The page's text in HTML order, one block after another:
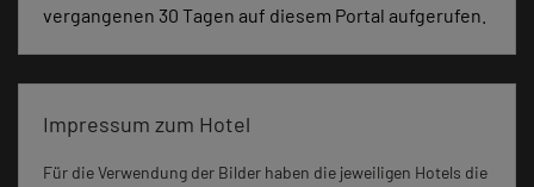
vergangenen 30 Tagen auf diesem Portal aufgerufen.
Impressum zum Hotel
Für die Verwendung der Bilder haben die jeweiligen Hotels die